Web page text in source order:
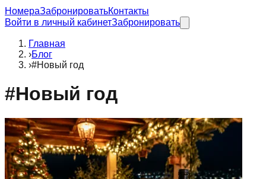
НомераЗабронироватьКонтакты
Войти в личный кабинетЗабронировать
Главная
›Блог
›#Новый год
#Новый год